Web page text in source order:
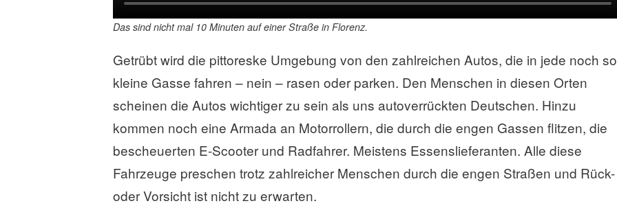
Das sind nicht mal 10 Minuten auf einer Straße in Florenz.
Getrübt wird die pittoreske Umgebung von den zahlreichen Autos, die in jede noch so
kleine Gasse fahren – nein – rasen oder parken. Den Menschen in diesen Orten
scheinen die Autos wichtiger zu sein als uns autoverrückten Deutschen. Hinzu
kommen noch eine Armada an Motorrollern, die durch die engen Gassen flitzen, die
bescheuerten E-Scooter und Radfahrer. Meistens Essenslieferanten. Alle diese
Fahrzeuge preschen trotz zahlreicher Menschen durch die engen Straßen und Rück-
oder Vorsicht ist nicht zu erwarten.